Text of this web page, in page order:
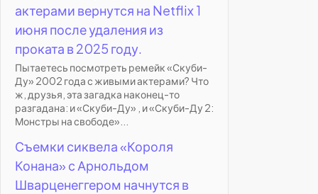
актерами вернутся на Netflix 1
июня после удаления из
проката в 2025 году.
Пытаетесь посмотреть ремейк «Скуби-
Ду» 2002 года с живыми актерами? Что
ж, друзья, эта загадка наконец-то
разгадана: и «Скуби-Ду» , и «Скуби-Ду 2:
Монстры на свободе»...
Съемки сиквела «Короля
Конана» с Арнольдом
Шварценеггером начнутся в